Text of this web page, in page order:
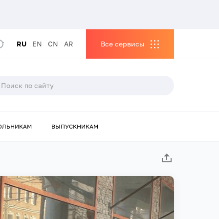
RU EN CN AR Все сервисы
ВЫПУСКНИКАМ